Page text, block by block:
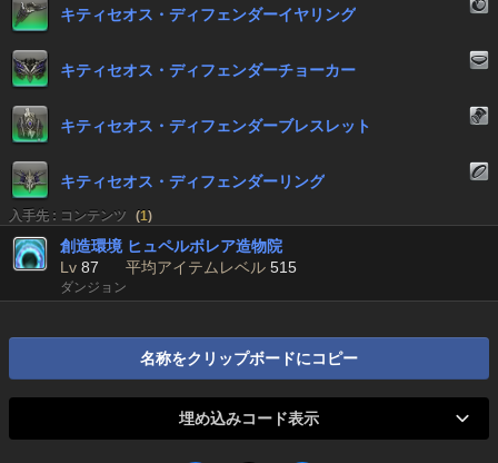
キティセオス・ディフェンダーイヤリング
キティセオス・ディフェンダーチョーカー
キティセオス・ディフェンダーブレスレット
キティセオス・ディフェンダーリング
入手先 : コンテンツ (1)
創造環境 ヒュペルボレア造物院
Lv 87 平均アイテムレベル 515
ダンジョン
名称をクリップボードにコピー
埋め込みコード表示